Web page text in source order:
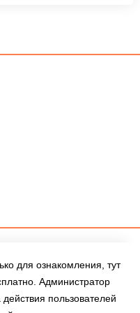
для ознакомления, тут
Администратор
действия пользователей